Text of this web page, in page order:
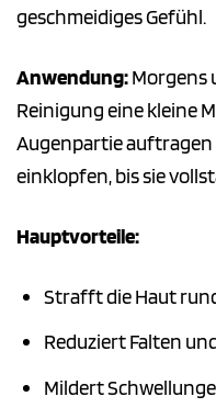
geschmeidiges Gefühl.
Anwendung:Morgens
Reinigung eine kleine
Augenpartie
einklopfen, bis sie
Hauptvorteile:
Strafft die Haut
Reduziert Falten
Mildert